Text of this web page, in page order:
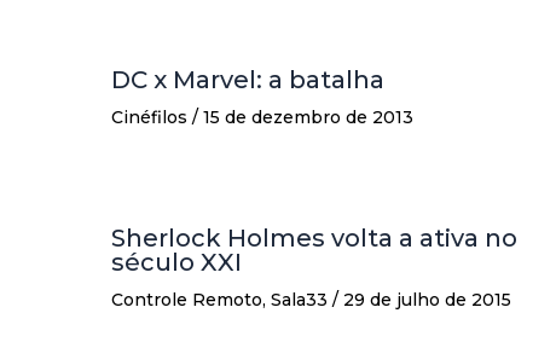
DC x Marvel: a batalha
Cinéfilos / 15 de dezembro de 2013
Sherlock Holmes volta a ativa no
século XXI
Controle Remoto, Sala33 / 29 de julho de 2015